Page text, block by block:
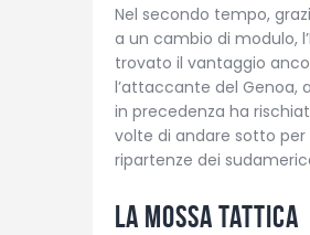
Nel secondo tempo,
a un cambio di modulo,
trovato il vantaggio
l’attaccante del Genoa,
in precedenza ha
volte di andare sotto per
ripartenze dei
La mossa tattica